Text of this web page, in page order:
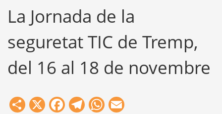
Formació
La Jornada de la
seguretat TIC de Tremp,
del 16 al 18 de novembre
Share
X Facebook
Telegram
WhatsApp